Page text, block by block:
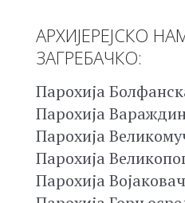
АРХИЈЕРЕЈСКО
ЗАГРЕБАЧКО:
Парохија
Парохија
Парохија
Парохија
Парохија